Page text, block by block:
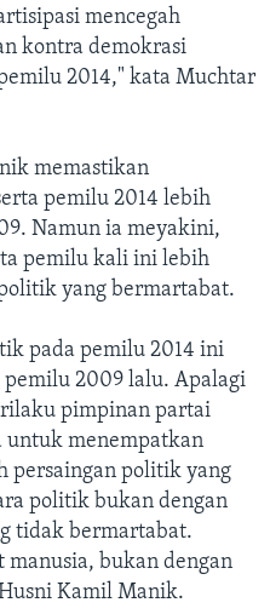
mencegah
kontra demokrasi
2014," kata Muchtar
memastikan
pemilu 2014 lebih
Namun ia meyakini,
pemilu kali ini lebih
yang bermartabat.
pada pemilu 2014 ini
2009 lalu. Apalagi
pimpinan partai
untuk menempatkan
persaingan politik yang
politik bukan dengan
tidak bermartabat.
bukan dengan
Kamil Manik.